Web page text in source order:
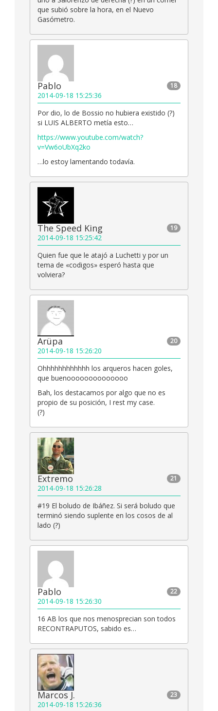
que subió sobre la hora, en el Nuevo
Gasómetro.
18
Pablo
2014-09-18 15:25:36
Por dio, lo de Bossio no hubiera existido (?)
si LUIS ALBERTO metía esto…
https://www.youtube.com/watch?
v=Vw6oUbXq2ko
…lo estoy lamentando todavía.
19
The Speed King
2014-09-18 15:25:42
Quien fue que le atajó a Luchetti y por un
tema de «codigos» esperó hasta que
volviera?
20
Arüpa
2014-09-18 15:26:20
Ohhhhhhhhhhhh los arqueros hacen goles,
que buenoooooooooooooo
Bah, los destacamos por algo que no es
propio de su posición, I rest my case.
(?)
21
Extremo
2014-09-18 15:26:28
#19 El boludo de Ibáñez. Si será boludo que
terminó siendo suplente en los cosos de al
lado (?)
22
Pablo
2014-09-18 15:26:30
16 AB los que nos menosprecian son todos
RECONTRAPUTOS, sabido es…
23
Marcos J.
2014-09-18 15:26:36